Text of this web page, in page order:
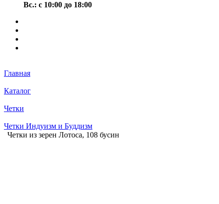
Вс.: с 10:00 до 18:00
Главная
Каталог
Четки
Четки Индуизм и Буддизм
Четки из зерен Лотоса, 108 бусин